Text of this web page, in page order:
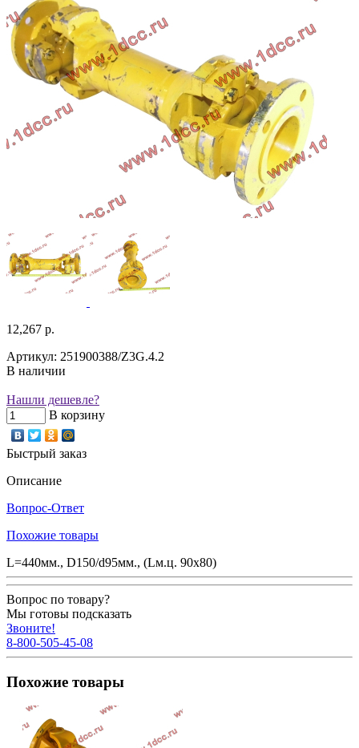
12,267 р.
Артикул: 251900388/Z3G.4.2
В наличии
Нашли дешевле?
В корзину
Быстрый заказ
Описание
Вопрос-Ответ
Похожие товары
L=440мм., D150/d95мм., (Lм.ц. 90х80)
Вопрос по товару?
Мы готовы подсказать
Звоните!
8-800-505-45-08
Похожие товары